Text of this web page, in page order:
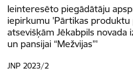
Ieinteresēto piegādātāju
iepirkumu 'Pārtikas produktu
atsevišķām Jēkabpils novada
un pansijai “Mežvijas”'
JNP 2023/2